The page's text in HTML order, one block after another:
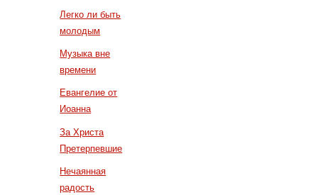
Легко ли быть
молодым
Музыка вне
времени
Евангелие от
Иоанна
За Христа
Претерпевшие
Нечаянная
радость